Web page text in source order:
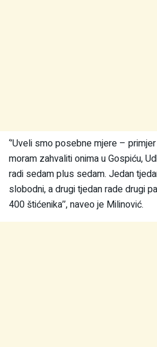
‘’Uveli smo posebne mjere –
moram zahvaliti onima u Gospiću,
radi sedam plus sedam. Jedan
slobodni, a drugi tjedan rade drugi
400 štićenika’’, naveo je Milinović.